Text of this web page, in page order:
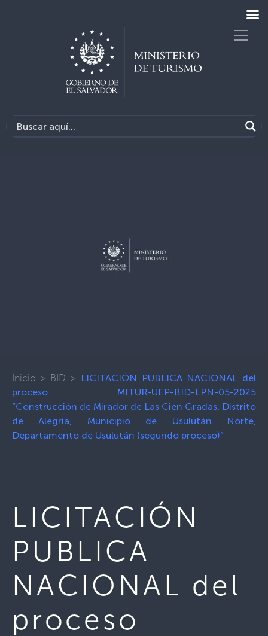
Inicio > BID > LICITACIÓN PUBLICA NACIONAL del
proceso MITUR-UEP-BID-LPN-05-2025
“Construcción de Mirador de Las Cien Gradas, Distrito
de Alegría, Municipio de Usulután Norte,
Departamento de Usulután (segundo proceso)”
LICITACIÓN
PUBLICA
NACIONAL del
proceso